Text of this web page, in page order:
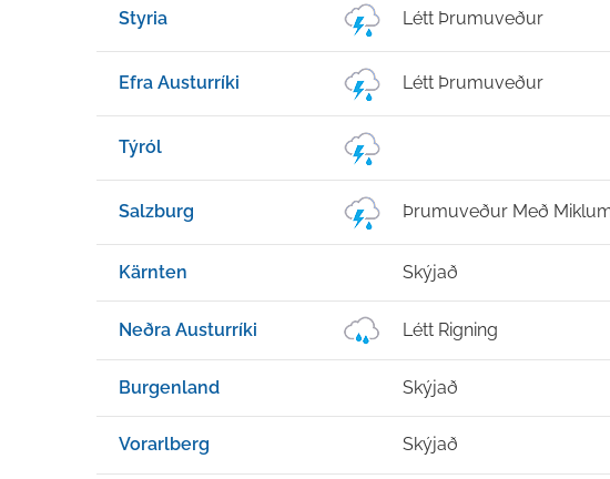
Styria Létt Þrumuveður
Efra Austurríki Létt Þrumuveður
Týról
Salzburg Þrumuveður Með
Kärnten Skýjað
Neðra Austurríki Létt Rigning
Burgenland Skýjað
Vorarlberg Skýjað